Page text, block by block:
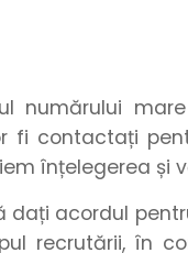
numărului
fi contactați
înțelegerea și
dați acordul
recrutării, în